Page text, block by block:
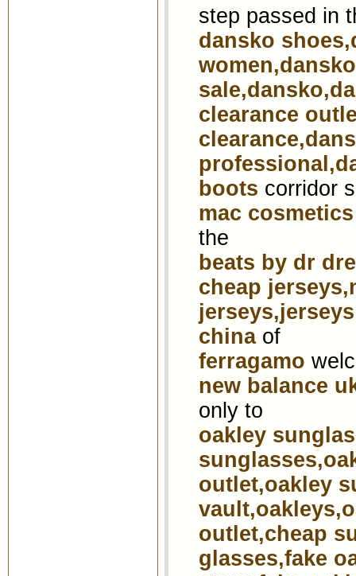
step passed in
dansko
clearance
boots corridor
mac cosmetics
the
beats by dr dre
cheap
chinaof
ferragamo
new balance
only to
oakley
outlet,oakley
outlet,cheap
glasses,fake